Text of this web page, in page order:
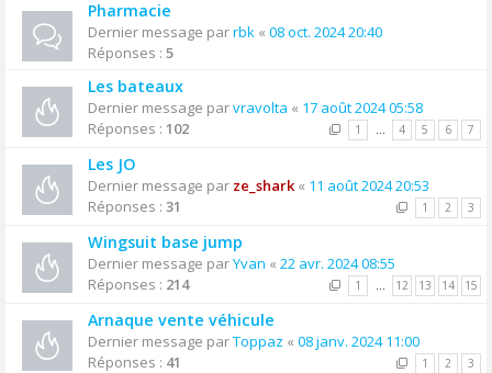
Pharmacie
Dernier message parrbk « 08 oct. 2024 20:40
Réponses : 5
Les bateaux
Dernier message parvravolta « 17 août 2024 05:58
Réponses : 102 1 … 4 5 6 7
Les JO
Dernier message par ze_shark« 11 août 2024 20:53
Réponses : 31 1 2 3
Wingsuit base jump
Dernier message parYvan « 22 avr. 2024 08:55
Réponses : 214 1 … 12 13 14 15
Arnaque vente véhicule
Dernier message parToppaz « 08 janv. 2024 11:00
Réponses : 41 1 2 3